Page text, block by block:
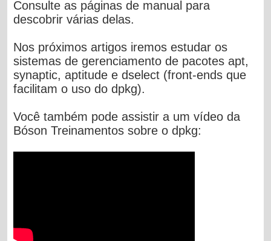
Consulte as páginas de manual para
descobrir várias delas.
Nos próximos artigos iremos estudar os
sistemas de gerenciamento de pacotes apt,
synaptic, aptitude e dselect (front-ends que
facilitam o uso do dpkg).
Você também pode assistir a um vídeo da
Bóson Treinamentos sobre o dpkg: